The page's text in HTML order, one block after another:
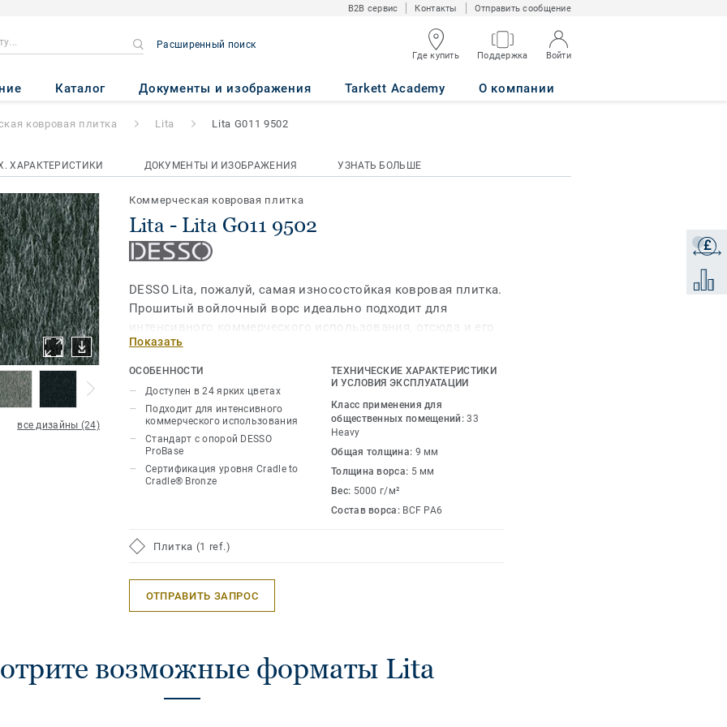
B2B сервис Контакты Отправить сообщение
Расширенный поиск
Где купить Поддержка Войти
Каталог Документы и изображения Tarkett Academy О компании
£
ковровая плитка Lita Lita G011 9502
ХАРАКТЕРИСТИКИ ДОКУМЕНТЫ И ИЗОБРАЖЕНИЯ УЗНАТЬ БОЛЬШЕ
все дизайны (24)
Коммерческая ковровая плитка
Lita - Lita G011 9502
DESSO Lita, пожалуй, самая износостойкая ковровая плитка.
Прошитый войлочный ворс идеально подходит для
интенсивного коммерческого использования, отсюда и его
популярность на рынке недвижимости, на выставках и
мероприятиях. Универсальный DESSO Lita доступен в
широком спектре ярких цветов — от насыщенного
бирюзового до слоново-серого, выжженной охры и
сиреневого.
Показать
ОСОБЕННОСТИ
Доступен в 24 ярких цветах
Подходит для интенсивного
коммерческого использования
Стандарт с опорой DESSO
ProBase
Сертификация уровня Cradle to
Cradle® Bronze
ТЕХНИЧЕСКИЕ ХАРАКТЕРИСТИКИ
И УСЛОВИЯ ЭКСПЛУАТАЦИИ
Класс применения для
общественных помещений:33
Heavy
Общая толщина: 9 мм
Толщина ворса: 5 мм
Вес: 5000 г/м²
Состав ворса: BCF PA6
Плитка (1 ref.)
ОТПРАВИТЬ ЗАПРОС
возможные форматы Lita